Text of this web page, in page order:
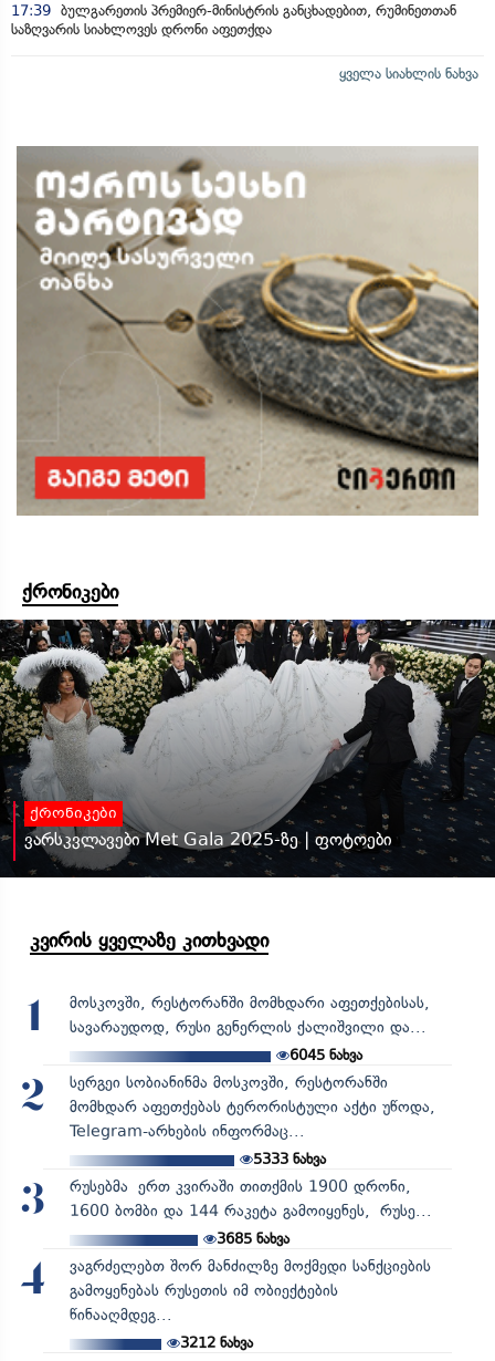
17:39 ბულგარეთის პრემიერ-მინისტრის განცხადებით, რუმინეთთან
საზღვარის სიახლოვეს დრონი აფეთქდა
ყველა სიახლის ნახვა
ქრონიკები
ქრონიკები
ვარსკვლავები Met Gala 2025-ზე | ფოტოები
კვირის ყველაზე კითხვადი
1
მოსკოვში, რესტორანში მომხდარი აფეთქებისას,
სავარაუდოდ, რუსი გენერლის ქალიშვილი და...
6045 ნახვა
2
სერგეი სობიანინმა მოსკოვში, რესტორანში
მომხდარ აფეთქებას ტერორისტული აქტი უწოდა,
Telegram-არხების ინფორმაც...
5333ნახვა
3
რუსებმა ერთ კვირაში თითქმის 1900 დრონი,
1600 ბომბი და 144 რაკეტა გამოიყენეს, რუსე...
3685ნახვა
4
ვაგრძელებთ შორ მანძილზე მოქმედი სანქციების
გამოყენებას რუსეთის იმ ობიექტების
წინააღმდეგ...
3212ნახვა